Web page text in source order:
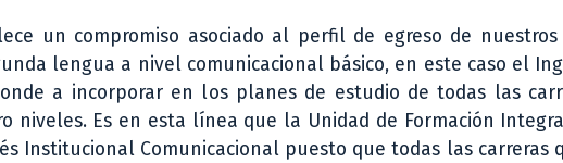
un compromiso asociado al perfil de egreso de
lengua a nivel comunicacional básico, en este caso el
a incorporar en los planes de estudio de todas las
niveles. Es en esta línea que la Unidad de Formación
Institucional Comunicacional puesto que todas las carreras